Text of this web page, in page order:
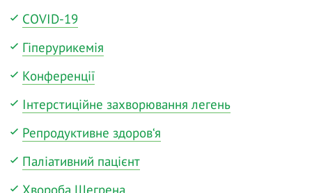
COVID-19
Гіперурикемія
Конференції
Інтерстиційне захворювання легень
Репродуктивне здоров‘я
Паліативний пацієнт
Хвороба Шегрена